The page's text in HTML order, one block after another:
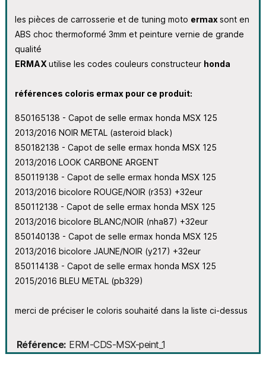
les pièces de carrosserie et de tuning moto ermax sont en
ABS choc thermoformé 3mm et peinture vernie de grande
qualité
ERMAX utilise les codes couleurs constructeur honda
références coloris ermax pour ce produit:
850165138 - Capot de selle ermax honda MSX 125
2013/2016 NOIR METAL (asteroid black)
850182138 - Capot de selle ermax honda MSX 125
2013/2016 LOOK CARBONE ARGENT
850119138 - Capot de selle ermax honda MSX 125
2013/2016 bicolore ROUGE/NOIR (r353) +32eur
850112138 - Capot de selle ermax honda MSX 125
2013/2016 bicolore BLANC/NOIR (nha87) +32eur
850140138 - Capot de selle ermax honda MSX 125
2013/2016 bicolore JAUNE/NOIR (y217) +32eur
850114138 - Capot de selle ermax honda MSX 125
2015/2016 BLEU METAL (pb329)
merci de préciser le coloris souhaité dans la liste ci-dessus
Référence ERM-CDS-MSX-peint_1